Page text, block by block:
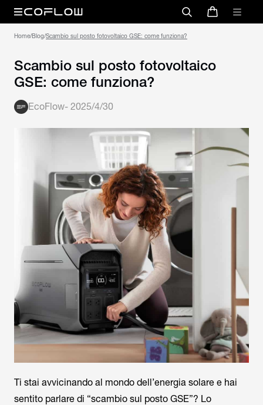
Home/Blog/Scambio sul posto fotovoltaico GSE: come funziona?
Scambio sul posto fotovoltaico
GSE: come funziona?
EcoFlow- 2025/4/30
Ti stai avvicinando al mondo dell’energia solare e hai
sentito parlare di “scambio sul posto GSE”? Lo